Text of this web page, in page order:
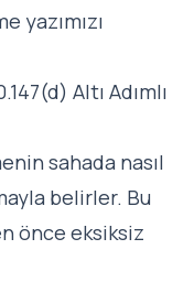
yazımızı
Altı Adımlı
sahada nasıl
belirler. Bu
önce eksiksiz